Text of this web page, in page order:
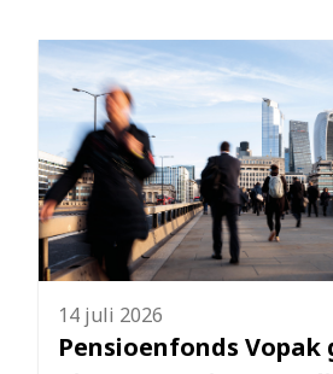
14 juli 2026
Pensioenfonds